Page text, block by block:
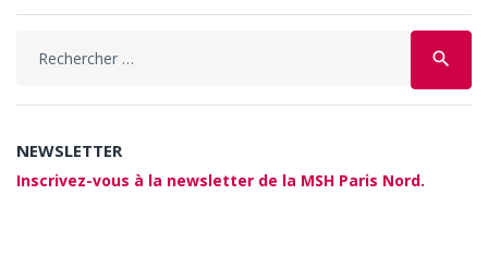
search
NEWSLETTER
Inscrivez-vous à la newsletter de la MSH Paris Nord.